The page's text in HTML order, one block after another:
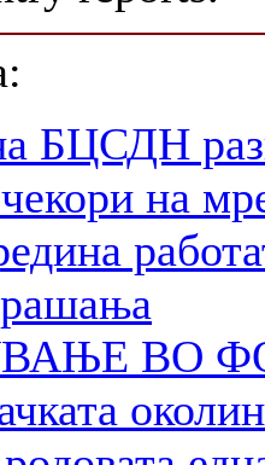
БЦСДН
на
ВО